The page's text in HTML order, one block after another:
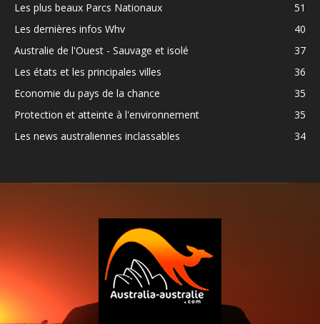
Les plus beaux Parcs Nationaux
51
Les dernières infos Whv
40
Australie de l'Ouest - Sauvage et isolé
37
Les états et les principales villes
36
Economie du pays de la chance
35
Protection et atteinte à l'environnement
35
Les news australiennes inclassables
34